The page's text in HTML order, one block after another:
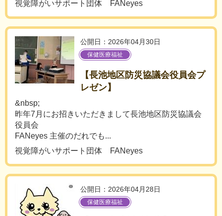
視覚障がいサポート団体 FANeyes
公開日：2026年04月30日
保健医療福祉
【長池地区防災協議会役員会プ
レゼン】
&nbsp;
昨年7月にお招きいただきまして長池地区防災協議会
役員会
FANeyes 主催のだれでも...
視覚障がいサポート団体 FANeyes
公開日：2026年04月28日
保健医療福祉